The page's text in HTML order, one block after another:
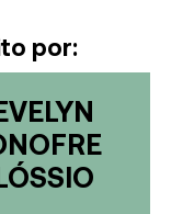
por: